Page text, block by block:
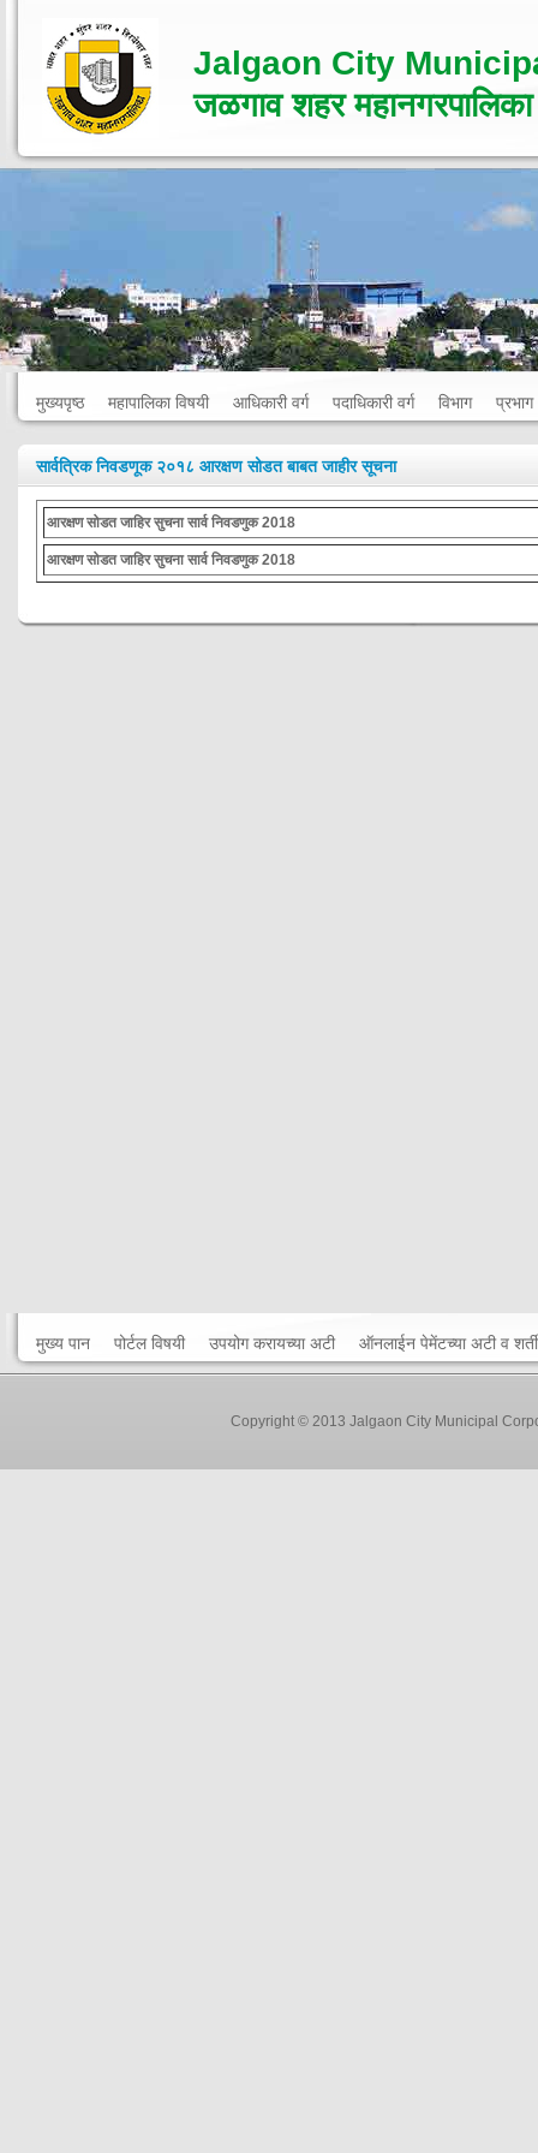
Jalgaon City
जळगाव शहर महानगरपालिका
मुख्यपृष्ठ महापालिका विषयी आधिकारी वर्ग पदाधिकारी वर्ग विभाग प्रभाग
सार्वत्रिक निवडणूक २०१८ आरक्षण सोडत बाबत जाहीर सूचना
आरक्षण सोडत जाहिर सुचना सार्व निवडणुक 2018
आरक्षण सोडत जाहिर सुचना सार्व निवडणुक 2018
मुख्य पान पोर्टल विषयी उपयोग करायच्या अटी ऑनलाईन पेमेंटच्या अटी व शर्ती
Copyright © 2013 Jalgaon City Municipal